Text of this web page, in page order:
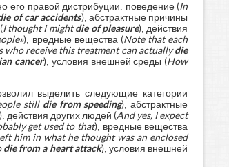
его правой дистрибуции: поведение (In
of car accidents); абстрактные причины
I thought I mightdie of pleasure); действия
); вредные вещества (Note that each
who receive this treatment can actuallydie
cancer); условия внешней среды (How
выделить следующие категории
still die from speeding); абстрактные
действия других людей (And yes, I expect
get used to that); вредные вещества
him in what he thought was an enclosed
die from a heart attack); условия внешней